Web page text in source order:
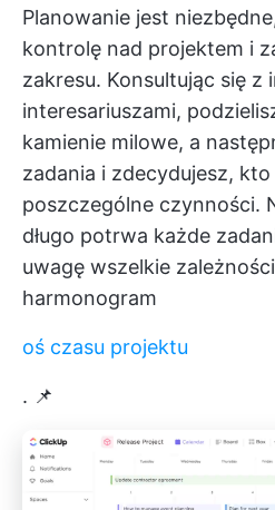
Planowanie jest
kontrolę nad projektem i
zakresu. Konsultując się z
interesariuszami,
kamienie milowe, a
zadania i zdecydujesz,
poszczególne czynności.
długo potrwa każde
uwagę wszelkie
harmonogram
oś czasu projektu
. 📌